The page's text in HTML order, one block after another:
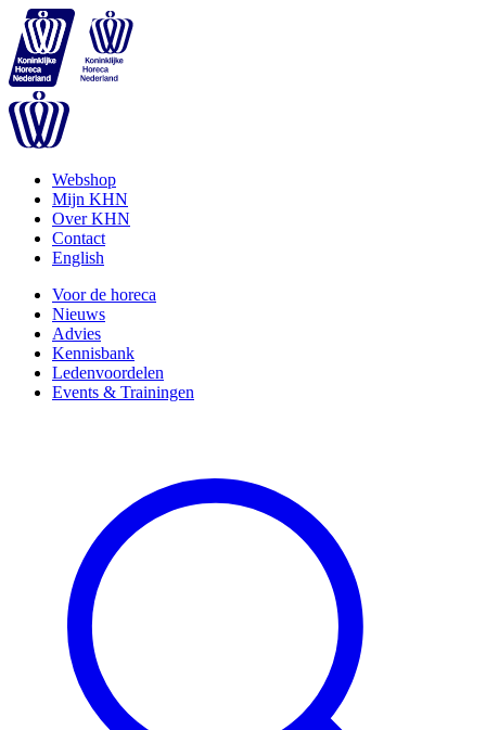
Webshop
Mijn KHN
Over KHN
Contact
English
Voor de horeca
Nieuws
Advies
Kennisbank
Ledenvoordelen
Events & Trainingen